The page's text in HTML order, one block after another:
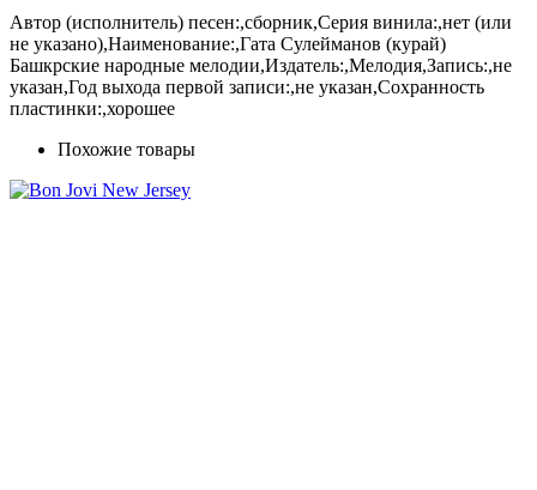
Автор (исполнитель) песен:,сборник,Серия винила:,нет (или
не указано),Наименование:,Гата Сулейманов (курай)
Башкрские народные мелодии,Издатель:,Мелодия,Запись:,не
указан,Год выхода первой записи:,не указан,Сохранность
пластинки:,хорошее
Похожие товары